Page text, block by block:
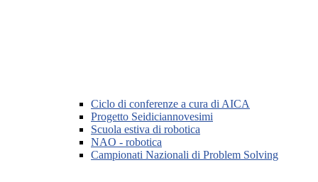
Ciclo di conferenze a cura di AICA
Progetto Seidiciannovesimi
Scuola estiva di robotica
NAO - robotica
Campionati Nazionali di Problem Solving